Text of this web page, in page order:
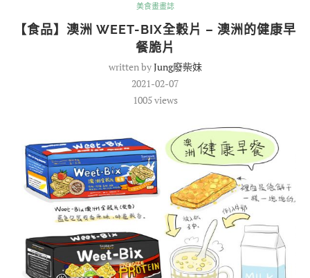
美食畫畫誌
【食品】澳洲 WEET-BIX全穀片 – 澳洲的健康早
餐脆片
written byJung廢柴妹
2021-02-07
1005views